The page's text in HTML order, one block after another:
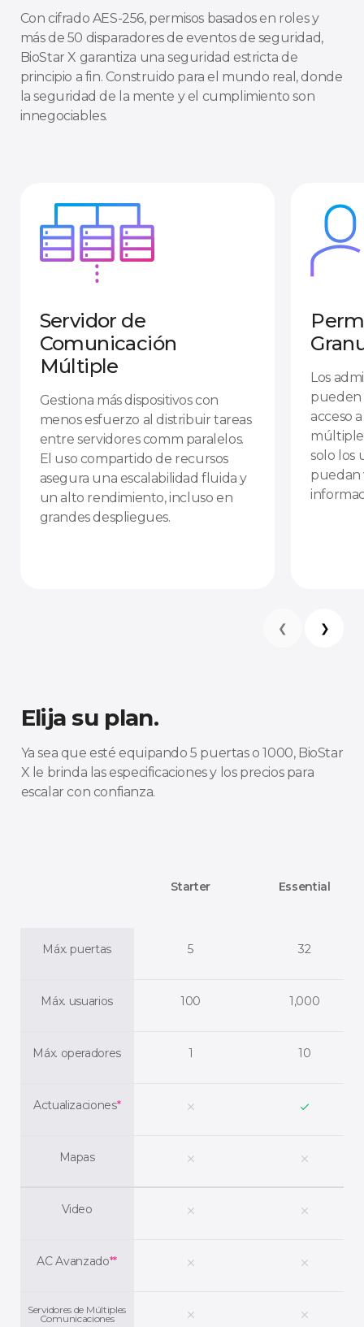
Con cifrado AES-256, permisos basados en roles y
más de 50 disparadores de eventos de seguridad,
BioStar X garantiza una seguridad estricta de
principio a fin. Construido para el mundo real, donde
la seguridad de la mente y el cumplimiento son
innegociables.
Servidor de
Comunicación
Múltiple
Gestiona más dispositivos con
menos esfuerzo al distribuir tareas
entre servidores comm paralelos.
El uso compartido de recursos
asegura una escalabilidad fluida y
un alto rendimiento, incluso en
grandes despliegues.
Los
pueden
acceso
solo los
puedan
❮ ❯
Elija su plan.
Ya sea que esté equipando 5 puertas o 1000, BioStar
X le brinda las especificaciones y los precios para
escalar con confianza.
Máx. puertas
Máx. usuarios
Máx. operadores
Actualizaciones*
Mapas
Video
AC Avanzado**
Servidores de Múltiples
Comunicaciones
Starter
5
100
1
clear
clear
clear
clear
clear
Essential
32
1,000
10
check
clear
clear
clear
clear